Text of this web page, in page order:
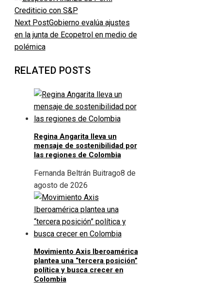
Next PostGobierno evalúa ajustes
en la junta de Ecopetrol en medio de
polémica
RELATED POSTS
Regina Angarita lleva un
mensaje de sostenibilidad por
las regiones de Colombia
Fernanda Beltrán Buitrago8 de
agosto de 2026
Movimiento Axis Iberoamérica
plantea una “tercera posición”
política y busca crecer en
Colombia